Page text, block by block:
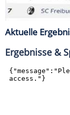
Aktuelle
Ergebnisse &